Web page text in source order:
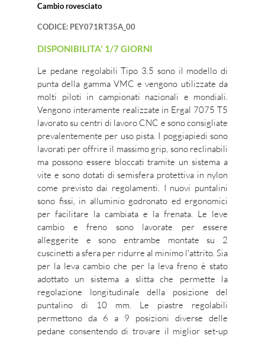
Cambio rovesciato
CODICE: PEY071RT35A_00
DISPONIBILITA' 1/7 GIORNI
Le pedane regolabili Tipo 3.5 sono il modello di
punta della gamma VMC e vengono utilizzate da
molti piloti in campionati nazionali e mondiali.
Vengono interamente realizzate in Ergal 7075 T5
lavorato su centri di lavoro CNC e sono consigliate
prevalentemente per uso pista. I poggiapiedi sono
lavorati per offrire il massimo grip, sono reclinabili
ma possono essere bloccati tramite un sistema a
vite e sono dotati di semisfera protettiva in nylon
come previsto dai regolamenti. I nuovi puntalini
sono fissi, in alluminio godronato ed ergonomici
per facilitare la cambiata e la frenata. Le leve
cambio e freno sono lavorate per essere
alleggerite e sono entrambe montate su 2
cuscinetti a sfera per ridurre al minimo l'attrito. Sia
per la leva cambio che per la leva freno è stato
adottato un sistema a slitta che permette la
regolazione longitudinale della posizione del
puntalino di 10 mm. Le piastre regolabili
permettono da 6 a 9 posizioni diverse delle
pedane consentendo di trovare il miglior set-up